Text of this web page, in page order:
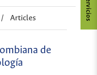
/ Articles
de